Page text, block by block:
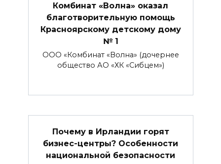
Комбинат «Волна» оказал
благотворительную помощь
Красноярскому детскому дому
№ 1
ООО «Комбинат «Волна» (дочернее
общество АО «ХК «Сибцем»)
Почему в Ирландии горят
бизнес-центры? Особенности
национальной безопасности